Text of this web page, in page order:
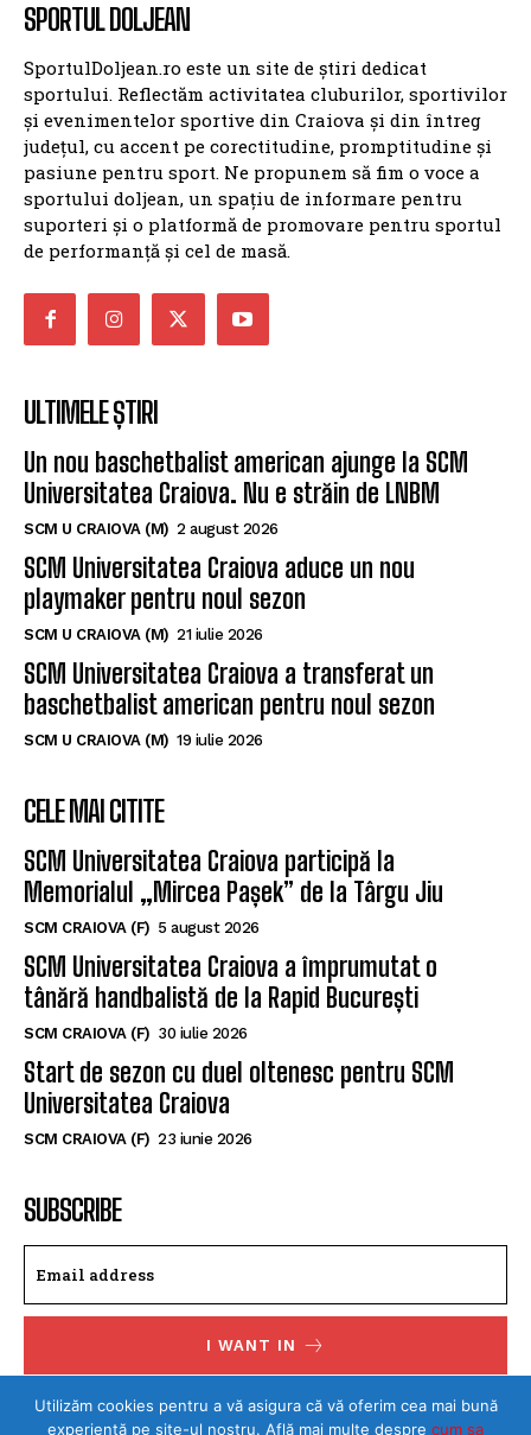
SPORTUL DOLJEAN
SportulDoljean.ro este un site de știri dedicat
sportului. Reflectăm activitatea cluburilor, sportivilor
și evenimentelor sportive din Craiova și din întreg
județul, cu accent pe corectitudine, promptitudine și
pasiune pentru sport. Ne propunem să fim o voce a
sportului doljean, un spațiu de informare pentru
suporteri și o platformă de promovare pentru sportul
de performanță și cel de masă.
ULTIMELE ȘTIRI
Un nou baschetbalist american ajunge la SCM
Universitatea Craiova. Nu e străin de LNBM
SCM U CRAIOVA (M) 2 august 2026
SCM Universitatea Craiova aduce un nou
playmaker pentru noul sezon
SCM U CRAIOVA (M) 21 iulie 2026
SCM Universitatea Craiova a transferat un
baschetbalist american pentru noul sezon
SCM U CRAIOVA (M) 19 iulie 2026
CELE MAI CITITE
SCM Universitatea Craiova participă la
Memorialul „Mircea Pașek” de la Târgu Jiu
SCM CRAIOVA (F) 5 august 2026
SCM Universitatea Craiova a împrumutat o
tânără handbalistă de la Rapid București
SCM CRAIOVA (F) 30 iulie 2026
Start de sezon cu duel oltenesc pentru SCM
Universitatea Craiova
SCM CRAIOVA (F) 23 iunie 2026
SUBSCRIBE
I WANT IN
I've read and accept thePrivacy Policy.
Utilizăm cookies pentru a vă asigura că vă oferim cea mai bună
experiență pe site-ul nostru. Află mai multe despre cum sa